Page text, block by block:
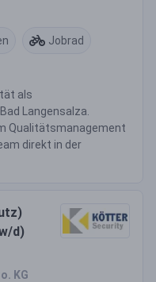
Jobrad
als
Langensalza.
Qualitätsmanagement
direkt in der
d)
KG